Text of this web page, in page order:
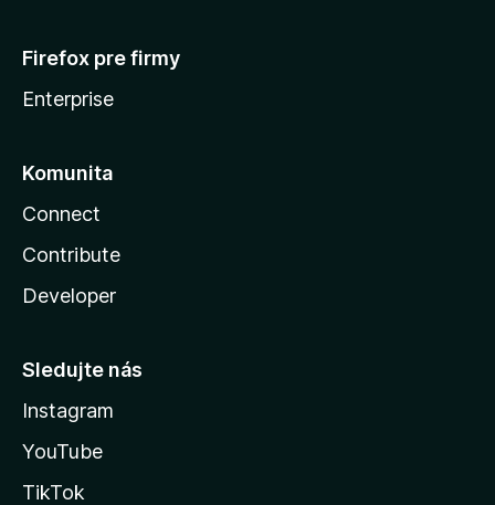
Firefox pre firmy
Enterprise
Komunita
Connect
Contribute
Developer
Sledujte nás
Instagram
YouTube
TikTok